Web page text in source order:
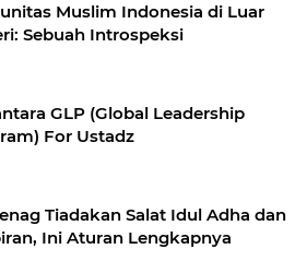
Muslim Indonesia di Luar
Sebuah Introspeksi
GLP (Global Leadership
For Ustadz
Tiadakan Salat Idul Adha dan
Ini Aturan Lengkapnya